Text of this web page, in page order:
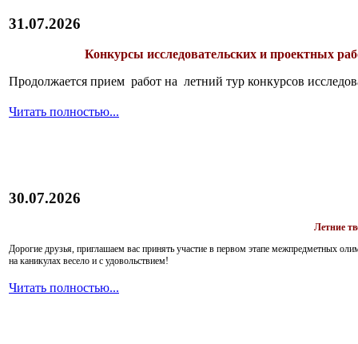
31.07.2026
Конкурсы исследовательских и проектных
Продолжается прием работ на летний тур конкурсов
Читать полностью...
30.07.2026
Летние
Дорогие друзья, приглашаем вас принять участие в первом этапе межпредметных
на каникулах весело и с удовольствием!
Читать полностью...